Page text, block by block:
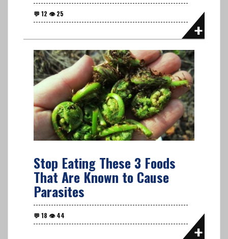
Stop Eating These 3 Foods
That Are Known to Cause
Parasites